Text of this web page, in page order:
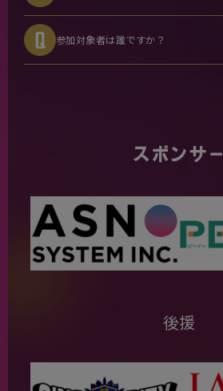
参加対象者は誰ですか？
スポンサー
後援